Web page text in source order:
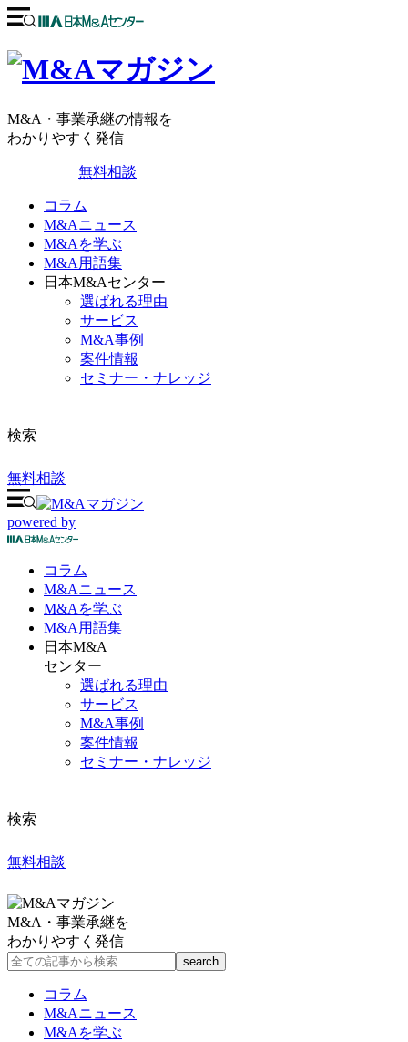
M&A・事業承継の情報を
わかりやすく発信
無料相談
コラム
M&Aニュース
M&Aを学ぶ
M&A用語集
日本M&Aセンター
選ばれる理由
サービス
M&A事例
案件情報
セミナー・ナレッジ
検索
無料相談
powered by
コラム
M&Aニュース
M&Aを学ぶ
M&A 用語集
日本M&A
センター
選ばれる理由
サービス
M&A事例
案件情報
セミナー・ナレッジ
検索
無料相談
M&A・事業承継を
わかりやすく発信
コラム
M&Aニュース
M&Aを学ぶ